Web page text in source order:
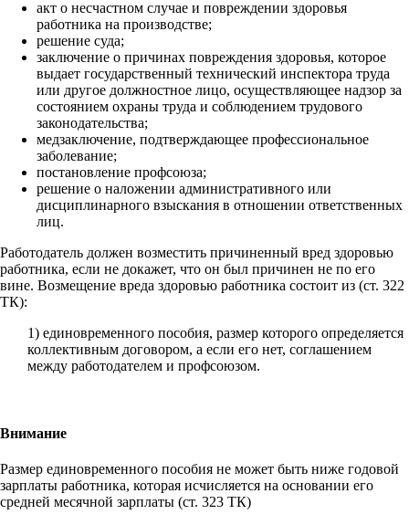
акт о несчастном случае и повреждении здоровья
работника на производстве;
решение суда;
заключение о причинах повреждения здоровья, которое
выдает государственный технический инспектора труда
или другое должностное лицо, осуществляющее надзор за
состоянием охраны труда и соблюдением трудового
законодательства;
медзаключение, подтверждающее профессиональное
заболевание;
постановление профсоюза;
решение о наложении административного или
дисциплинарного взыскания в отношении ответственных
лиц.
Работодатель должен возместить причиненный вред здоровью
работника, если не докажет, что он был причинен не по его
вине. Возмещение вреда здоровью работника состоит из (ст. 322
ТК):
1) единовременного пособия, размер которого определяется
коллективным договором, а если его нет, соглашением
между работодателем и профсоюзом.
Внимание
Размер единовременного пособия не может быть ниже годовой
зарплаты работника, которая исчисляется на основании его
средней месячной зарплаты (ст. 323 ТК)